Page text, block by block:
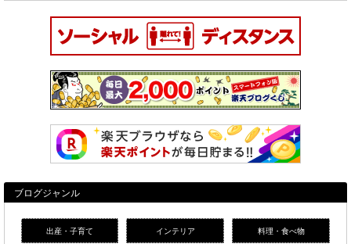
ブログジャンル
出産・子育て インテリア 料理・食べ物